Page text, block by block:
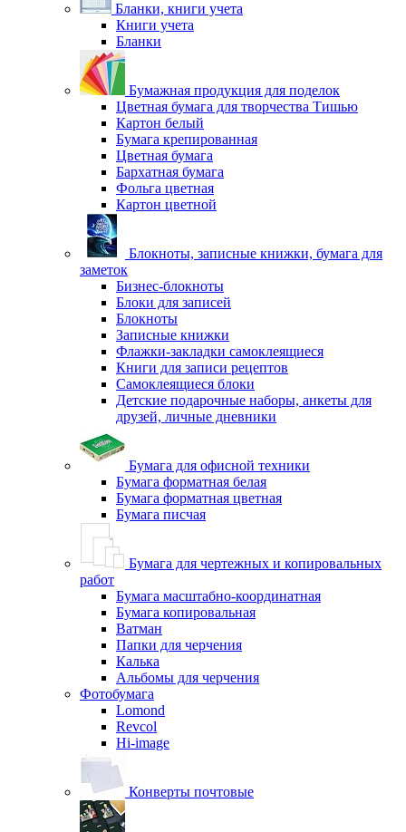
Бланки, книги учета
Книги учета
Бланки
Бумажная продукция для поделок
Цветная бумага для творчества Тишью
Картон белый
Бумага крепированная
Цветная бумага
Бархатная бумага
Фольга цветная
Картон цветной
Блокноты, записные книжки, бумага для
заметок
Бизнес-блокноты
Блоки для записей
Блокноты
Записные книжки
Флажки-закладки самоклеящиеся
Книги для записи рецептов
Самоклеящиеся блоки
Детские подарочные наборы, анкеты для
друзей, личные дневники
Бумага для офисной техники
Бумага форматная белая
Бумага форматная цветная
Бумага писчая
Бумага для чертежных и копировальных
работ
Бумага масштабно-координатная
Бумага копировальная
Ватман
Папки для черчения
Калька
Альбомы для черчения
Фотобумага
Lomond
Revcol
Hi-image
Конверты почтовые